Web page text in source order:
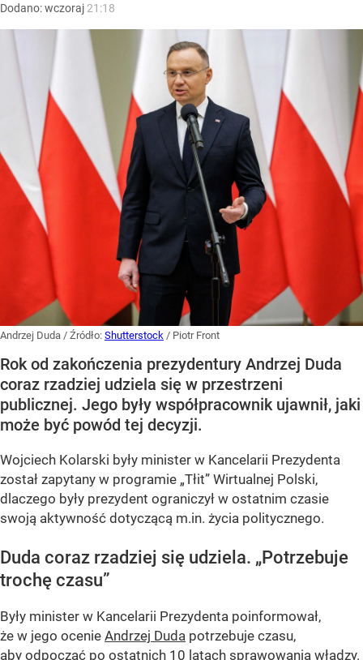
Dodano:wczoraj 21:18
Andrzej Duda / Źródło: Shutterstock / Piotr Front
Rok od zakończenia prezydentury Andrzej Duda
coraz rzadziej udziela się w przestrzeni
publicznej. Jego były współpracownik ujawnił, jaki
może być powód tej decyzji.
Wojciech Kolarski były minister w Kancelarii Prezydenta
został zapytany w programie „Tłit” Wirtualnej Polski,
dlaczego były prezydent ograniczył w ostatnim czasie
swoją aktywność dotyczącą m.in. życia politycznego.
Duda coraz rzadziej się udziela. „Potrzebuje
trochę czasu”
Były minister w Kancelarii Prezydenta poinformował,
że w jego ocenie Andrzej Duda potrzebuje czasu,
aby odpocząć po ostatnich 10 latach sprawowania władzy.